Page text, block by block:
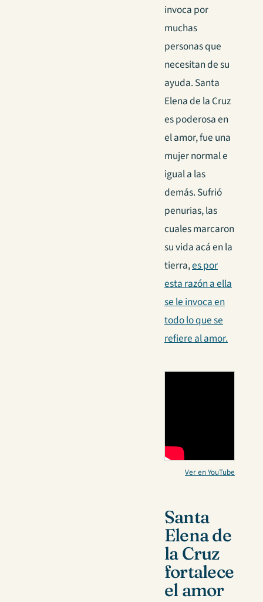
invoca por
muchas
personas que
necesitan de su
ayuda. Santa
Elena de la Cruz
es poderosa en
el amor, fue una
mujer normal e
igual a las
demás. Sufrió
penurias, las
cuales marcaron
su vida acá en la
tierra,es por
esta razón a ella
se le invoca en
todo lo que se
refiere al amor.
Ver en YouTube
Santa
Elena de
la Cruz
fortalece
el amor